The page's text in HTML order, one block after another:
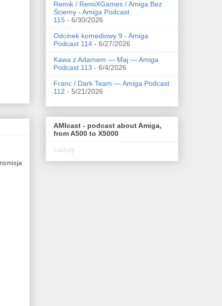
Remik / RemiXGames / Amiga Bez
Ściemy - Amiga Podcast
115 - 6/30/2026
Odcinek komediowy 9 - Amiga
Podcast 114 - 6/27/2026
Kawa z Adamem — Maj — Amiga
Podcast 113 - 6/4/2026
Franc / Dark Team — Amiga Podcast
112 - 5/21/2026
AMIcast - podcast about Amiga,
from A500 to X5000
Ładuję...